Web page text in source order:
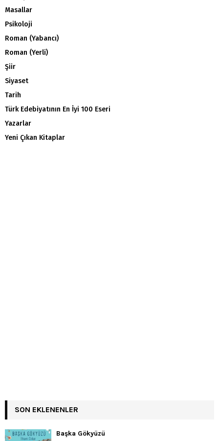
Masallar
Psikoloji
Roman (Yabancı)
Roman (Yerli)
Şiir
Siyaset
Tarih
Türk Edebiyatının En İyi 100 Eseri
Yazarlar
Yeni Çıkan Kitaplar
SON EKLENENLER
Başka Gökyüzü